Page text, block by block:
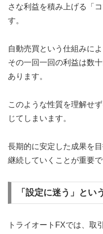
さな利益を積み上げる「
す。
自動売買という仕組みに
その一回一回の利益は数
あります。
このような性質を理解せ
じてしまいます。
長期的に安定した成果を
継続していくことが重要で
「設定に迷う」とい
トライオートFXでは、取